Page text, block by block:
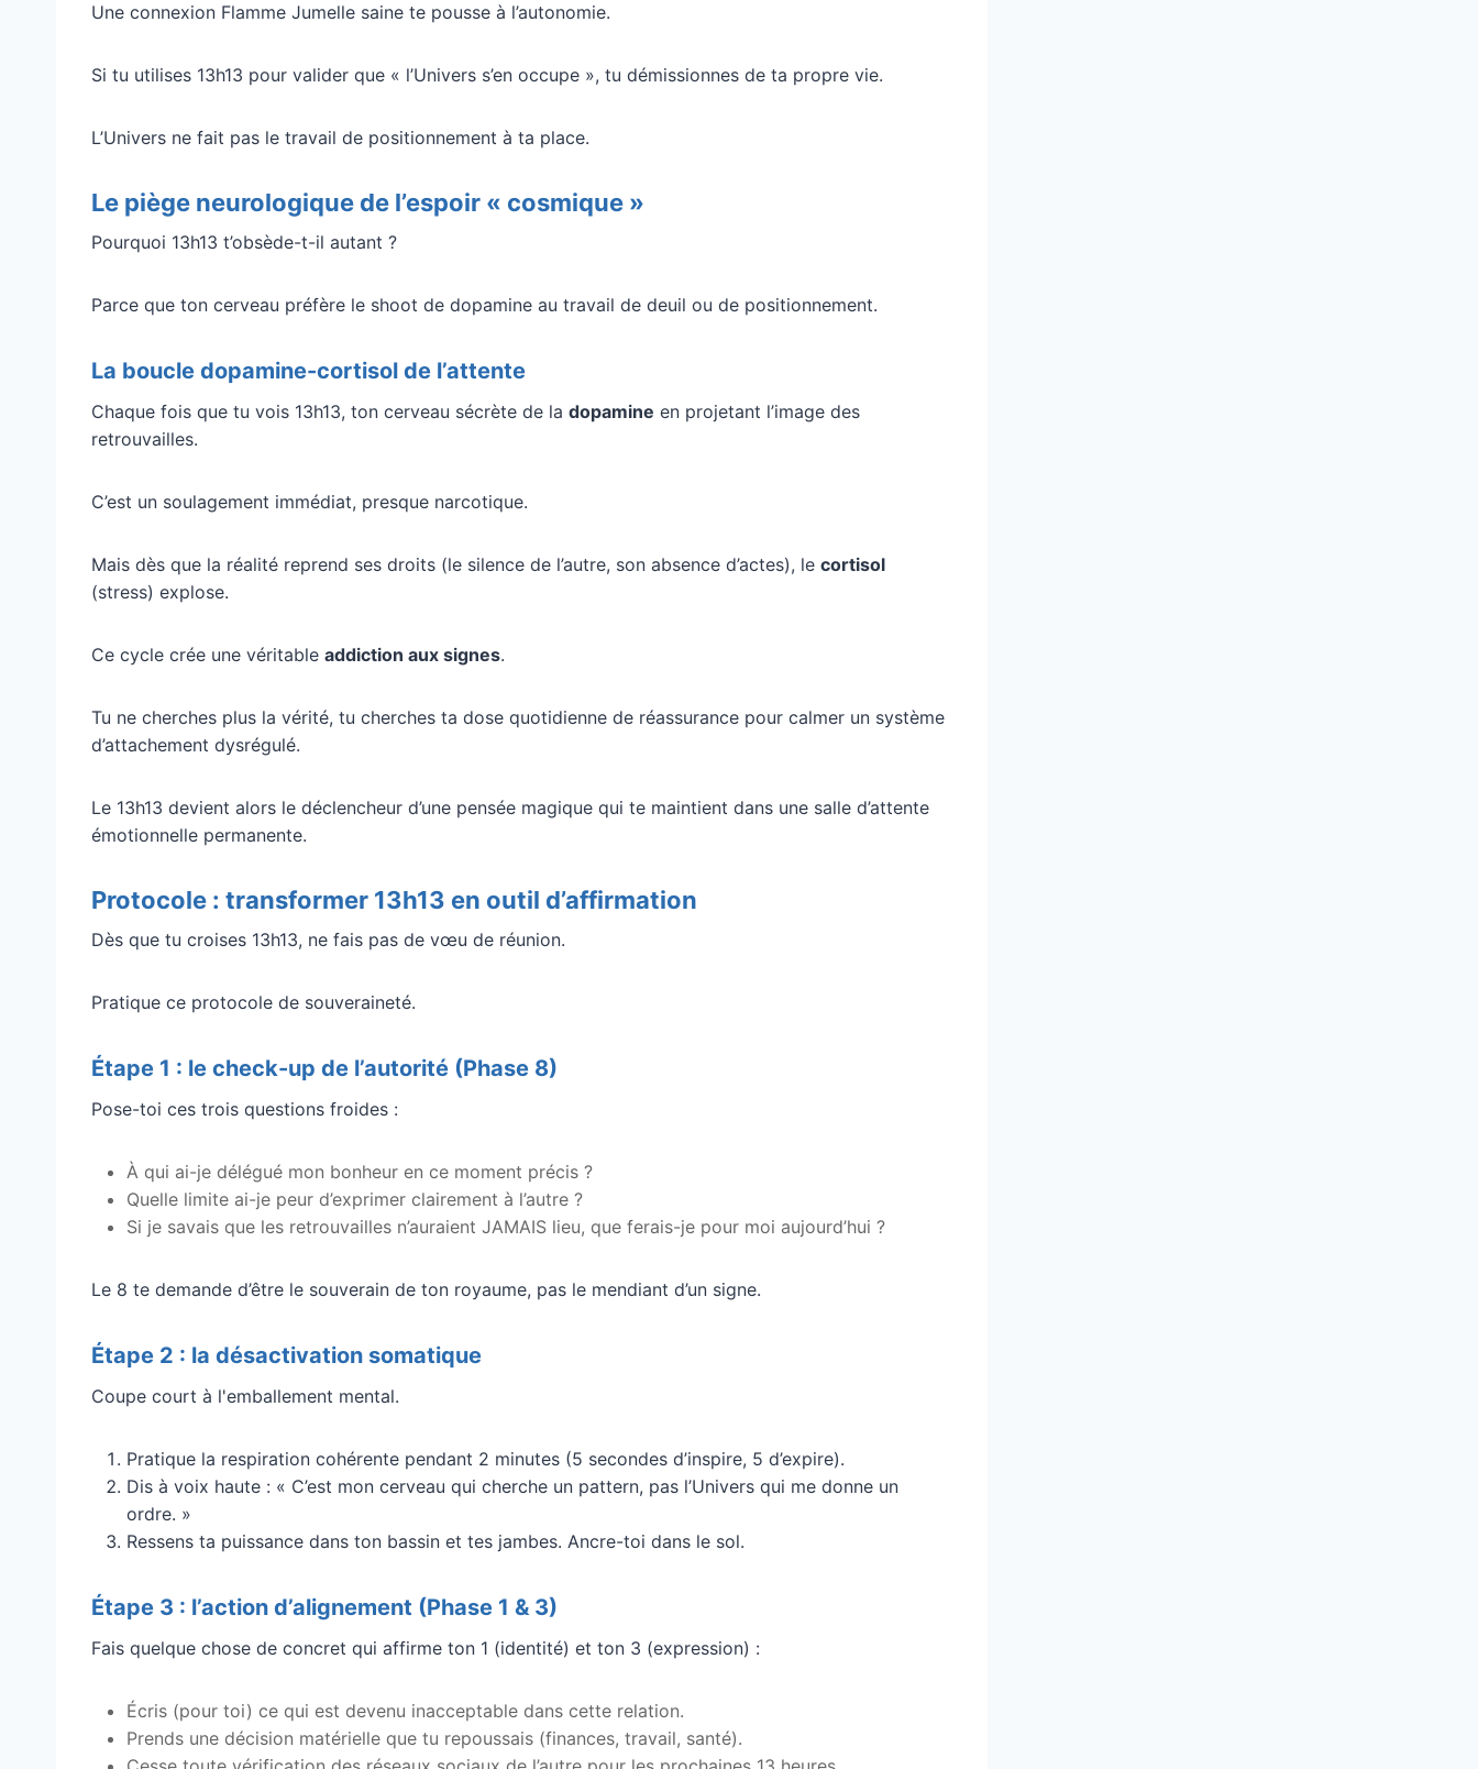
Une connexion Flamme Jumelle saine te pousse à l’autonomie.
Si tu utilises 13h13 pour valider que « l’Univers s’en occupe », tu démissionnes de ta propre vie.
L’Univers ne fait pas le travail de positionnement à ta place.
Le piège neurologique de l’espoir « cosmique »
Pourquoi 13h13 t’obsède-t-il autant ?
Parce que ton cerveau préfère le shoot de dopamine au travail de deuil ou de positionnement.
La boucle dopamine-cortisol de l’attente
Chaque fois que tu vois 13h13, ton cerveau sécrète de la dopamine en projetant l’image des
retrouvailles.
C’est un soulagement immédiat, presque narcotique.
Mais dès que la réalité reprend ses droits (le silence de l’autre, son absence d’actes), le cortisol
(stress) explose.
Ce cycle crée une véritable addiction aux signes.
Tu ne cherches plus la vérité, tu cherches ta dose quotidienne de réassurance pour calmer un système
d’attachement dysrégulé.
Le 13h13 devient alors le déclencheur d’une pensée magique qui te maintient dans une salle d’attente
émotionnelle permanente.
Protocole : transformer 13h13 en outil d’affirmation
Dès que tu croises 13h13, ne fais pas de vœu de réunion.
Pratique ce protocole de souveraineté.
Étape 1 : le check-up de l’autorité (Phase 8)
Pose-toi ces trois questions froides :
À qui ai-je délégué mon bonheur en ce moment précis ?
Quelle limite ai-je peur d’exprimer clairement à l’autre ?
Si je savais que les retrouvailles n’auraient JAMAIS lieu, que ferais-je pour moi aujourd’hui ?
Le 8 te demande d’être le souverain de ton royaume, pas le mendiant d’un signe.
Étape 2 : la désactivation somatique
Coupe court à l'emballement mental.
Pratique la respiration cohérente pendant 2 minutes (5 secondes d’inspire, 5 d’expire).
Dis à voix haute : « C’est mon cerveau qui cherche un pattern, pas l’Univers qui me donne un
ordre. »
Ressens ta puissance dans ton bassin et tes jambes. Ancre-toi dans le sol.
Étape 3 : l’action d’alignement (Phase 1 & 3)
Fais quelque chose de concret qui affirme ton 1 (identité) et ton 3 (expression) :
Écris (pour toi) ce qui est devenu inacceptable dans cette relation.
Prends une décision matérielle que tu repoussais (finances, travail, santé).